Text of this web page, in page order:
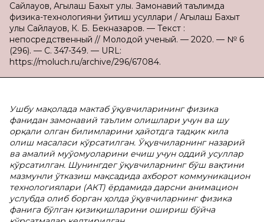
Сайлауов, Агылаш Бахыт улы. Замонавий таълимда
физика-технологияни ўқитиш усуллари / Агылаш Бахыт
улы Сайлауов, К. Б. Бекназаров. — Текст :
непосредственный // Молодой ученый. — 2020. — № 6
(296). — С. 347-349. — URL:
https://moluch.ru/archive/296/67084.
Ушбу мақолада мактаб ўқувчиларининг физика
фанидан замонавий таълим олишлари учун ва шу
орқали олган билимларини ҳайотдга тадқик кила
олиш масаласи кўрсатилган. Ўқувчиларнинг назарий
ва амалий муўомуоларини ечиш учун оддий усуллар
кўрсатилган. Шунингдег ўқувчиларнинг бўш вақтини
мазмунли ўтказиш мақсадида ахборот коммуникацион
технологиялари (АКТ) ёрдамида дарсни анимацион
услубда олиб борган ҳолда ўқувчиларнинг физика
фанига бўлган қизиқишларини ошириш бўйча